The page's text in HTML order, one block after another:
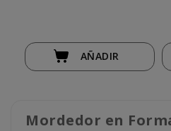
AÑADIR
Mordedor en